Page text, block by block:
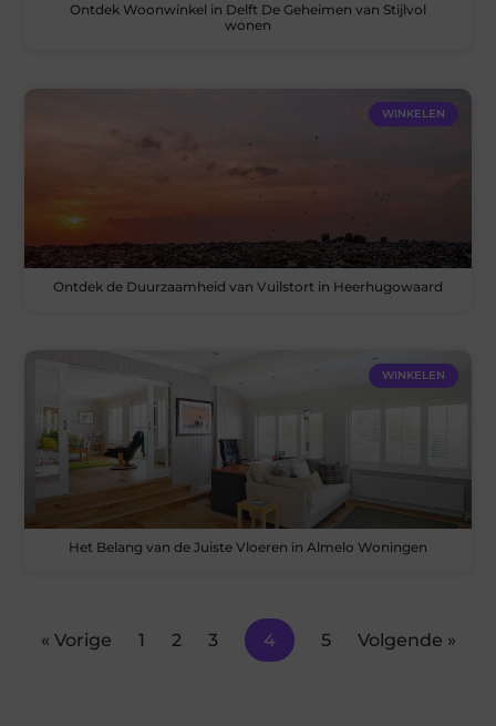
Ontdek Woonwinkel in Delft De Geheimen van Stijlvol
wonen
WINKELEN
Ontdek de Duurzaamheid van Vuilstort in Heerhugowaard
WINKELEN
Het Belang van de Juiste Vloeren in Almelo Woningen
« Vorige 1 2 3 4 5 Volgende »